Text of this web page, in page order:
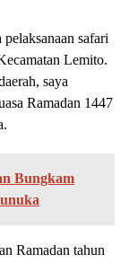
safari
Lemito.
saya
Ramadan 1447
Bungkam
Ramadan tahun